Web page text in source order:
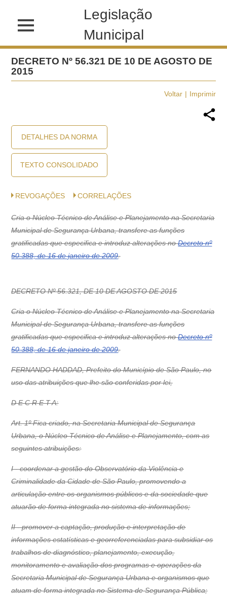
Legislação
Municipal
DECRETO Nº 56.321 DE 10 DE AGOSTO DE
2015
Voltar Imprimir
DETALHES DA NORMA
TEXTO CONSOLIDADO
REVOGAÇÕES CORRELAÇÕES
Cria o Núcleo Técnico de Análise e Planejamento na Secretaria
Municipal de Segurança Urbana, transfere as funções
gratificadas que especifica e introduz alterações noDecreto nº
50.388, de 16 de janeiro de 2009.
DECRETO Nº 56.321, DE 10 DE AGOSTO DE 2015
Cria o Núcleo Técnico de Análise e Planejamento na Secretaria
Municipal de Segurança Urbana, transfere as funções
gratificadas que especifica e introduz alterações noDecreto nº
50.388, de 16 de janeiro de 2009.
FERNANDO HADDAD, Prefeito do Município de São Paulo, no
uso das atribuições que lhe são conferidas por lei,
D E C R E T A:
Art. 1º Fica criado, na Secretaria Municipal de Segurança
Urbana, o Núcleo Técnico de Análise e Planejamento, com as
seguintes atribuições:
I - coordenar a gestão do Observatório da Violência e
Criminalidade da Cidade de São Paulo, promovendo a
articulação entre os organismos públicos e da sociedade que
atuarão de forma integrada no sistema de informações;
II - promover a captação, produção e interpretação de
informações estatísticas e georreferenciadas para subsidiar os
trabalhos de diagnóstico, planejamento, execução,
monitoramento e avaliação dos programas e operações da
Secretaria Municipal de Segurança Urbana e organismos que
atuam de forma integrada no Sistema de Segurança Pública;